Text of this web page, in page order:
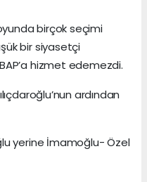
birçok seçimi
bir siyasetçi
hizmet edemezdi.
ardından
yerine İmamoğlu- Özel